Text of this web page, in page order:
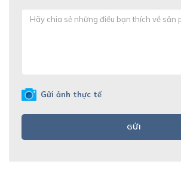
Gửi ảnh thực tế
GỬI